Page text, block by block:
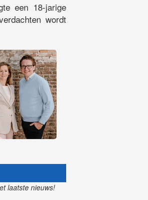
een 18-jarige
wordt
laatste nieuws!